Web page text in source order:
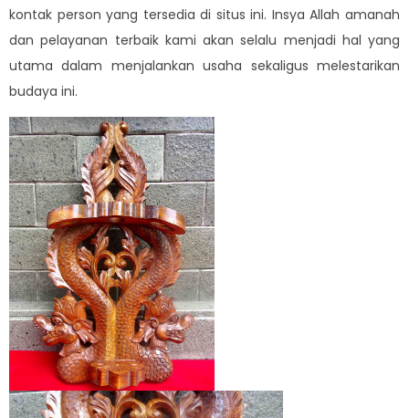
kontak person yang tersedia di situs ini. Insya Allah amanah
dan pelayanan terbaik kami akan selalu menjadi hal yang
utama dalam menjalankan usaha sekaligus melestarikan
budaya ini.